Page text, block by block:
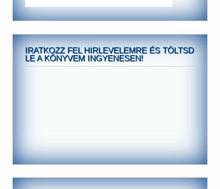
IRATKOZZ FEL HIRLEVELEMRE ÉS TÖLTSD
LE A KÖNYVEM INGYENESEN!